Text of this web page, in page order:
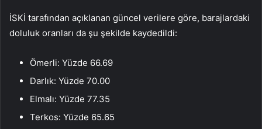
İSKİ tarafından açıklanan güncel verilere göre, barajlardaki
doluluk oranları da şu şekilde kaydedildi:
Ömerli: Yüzde 66.69
Darlık: Yüzde 70.00
Elmalı: Yüzde 77.35
Terkos: Yüzde 65.65